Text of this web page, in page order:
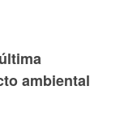
ambiental